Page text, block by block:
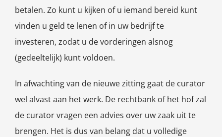
betalen. Zo kunt u kijken of u iemand bereid kunt
vinden u geld te lenen of in uw bedrijf te
investeren, zodat u de vorderingen alsnog
(gedeeltelijk) kunt voldoen.
In afwachting van de nieuwe zitting gaat de curator
wel alvast aan het werk. De rechtbank of het hof zal
de curator vragen een advies over uw zaak uit te
brengen. Het is dus van belang dat u volledige